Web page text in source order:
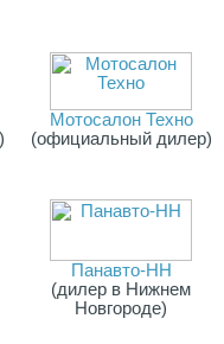
Мотосалон Техно
(официальный дилер)
Панавто-НН
(дилер в Нижнем
Новгороде)